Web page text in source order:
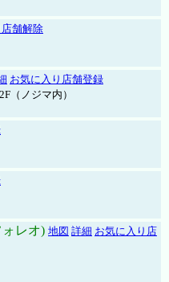
舗解除
お気に入り店舗登録
（ノジマ内）
レオ) 地図 詳細 お気に入り店